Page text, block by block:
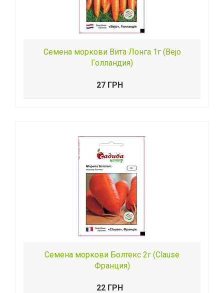
Семена моркови Вита Лонга 1г (Bejo
Голландия)
27 ГРН
Семена моркови Болтекс 2г (Clause
Франция)
22 ГРН